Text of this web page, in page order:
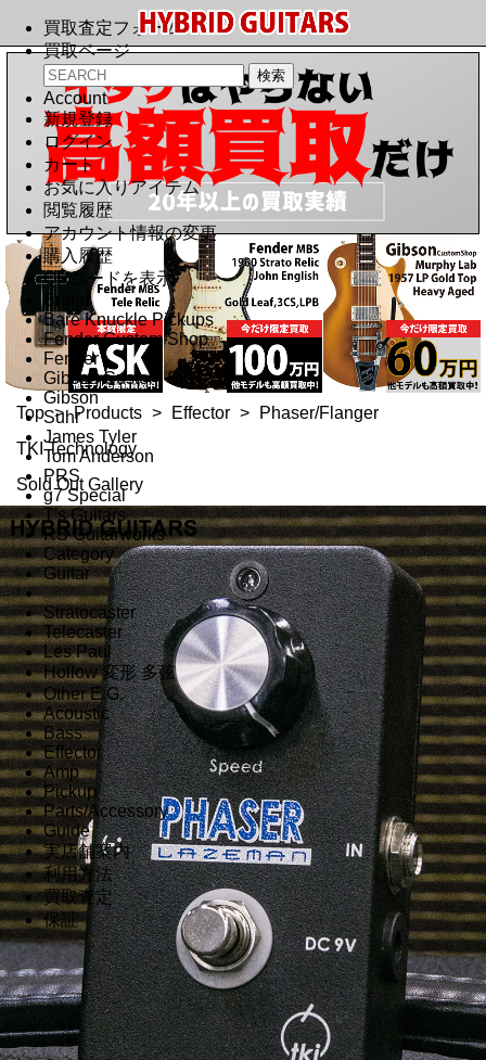
買取査定フォーム
買取ページ
Account
新規登録
ログイン
カート
お気に入りアイテム
閲覧履歴
アカウント情報の変更
購入履歴
QRコードを表示
Brand
Bare Knuckle Pickups
Fender Custom Shop
Fender
Gibson Custom Shop
Gibson
Suhr
James Tyler
Tom Anderson
PRS
g7 Special
T's Guitars
RS Guitarworks
Category
Guitar
Stratocaster
Telecaster
Les Paul
Hollow 変形 多弦
Other E.G.
Acoustic
Bass
Effector
Amp
Pickup
Parts/Accessory
Guide
実店舗案内
利用方法
買取査定
保証
Top > Products > Effector >
Phaser/Flanger
TKI Technology
Sold Out Gallery